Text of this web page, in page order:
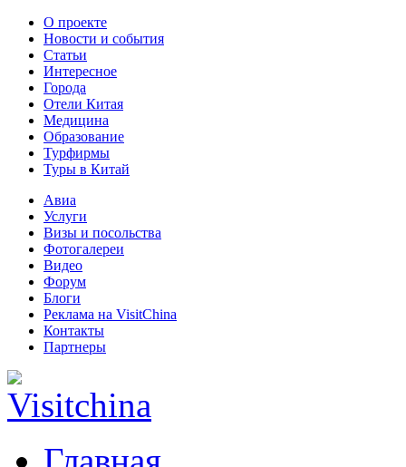
О проекте
Новости и события
Статьи
Интересное
Города
Отели Китая
Медицина
Образование
Турфирмы
Туры в Китай
Авиа
Услуги
Визы и посольства
Фотогалереи
Видео
Форум
Блоги
Реклама на VisitChina
Контакты
Партнеры